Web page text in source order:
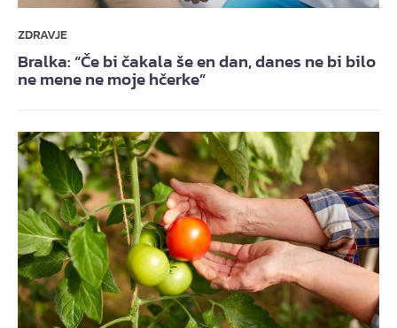
ZDRAVJE
Bralka: “Če bi čakala še en dan, danes ne bi bilo
ne mene ne moje hčerke”